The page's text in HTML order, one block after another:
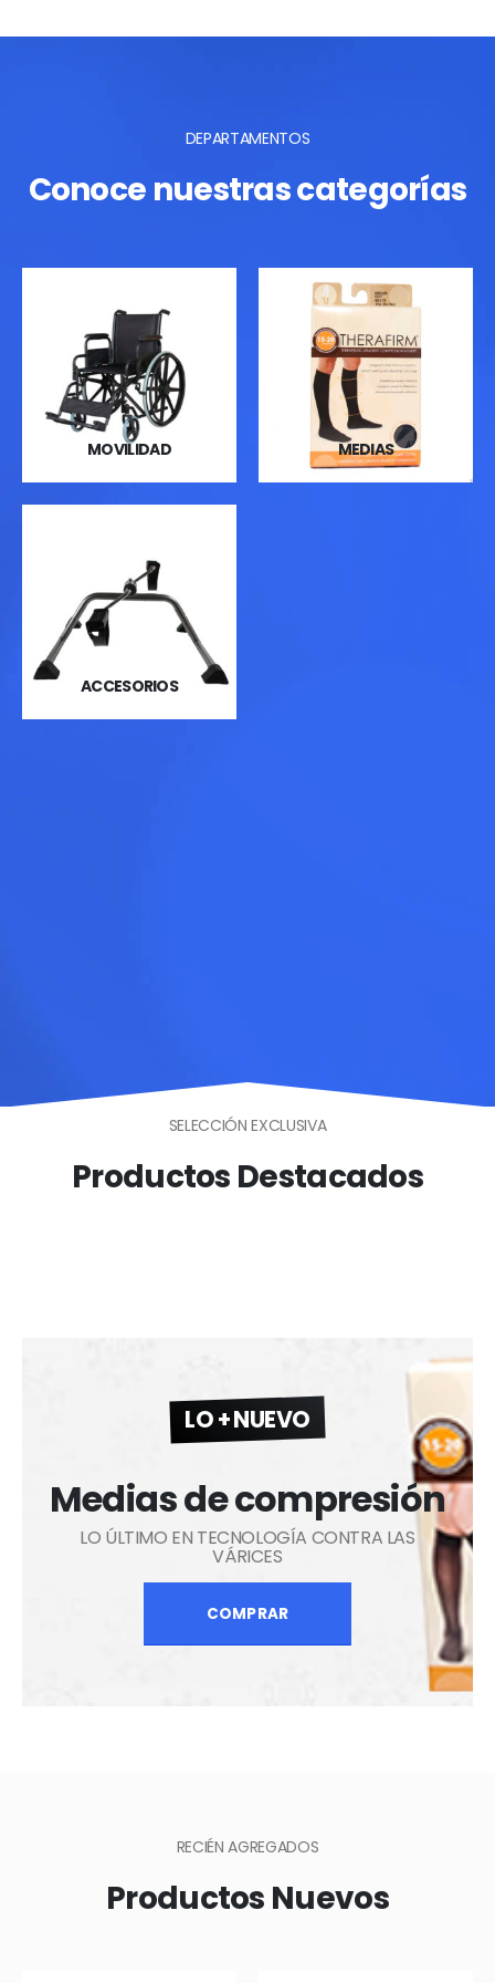
DEPARTAMENTOS
Conoce nuestras categorías
MOVILIDAD MEDIAS
ACCESORIOS
SELECCIÓN EXCLUSIVA
Productos Destacados
LO + NUEVO
Medias de compresión
LO ÚLTIMO EN TECNOLOGÍA CONTRA LAS
VÁRICES
COMPRAR
RECIÉN AGREGADOS
Productos Nuevos